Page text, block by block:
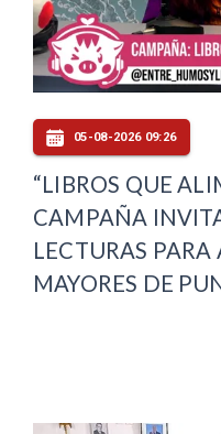
05-08-2026 09:26
“LIBROS QUE
CAMPAÑA
LECTURAS PARA
MAYORES DE